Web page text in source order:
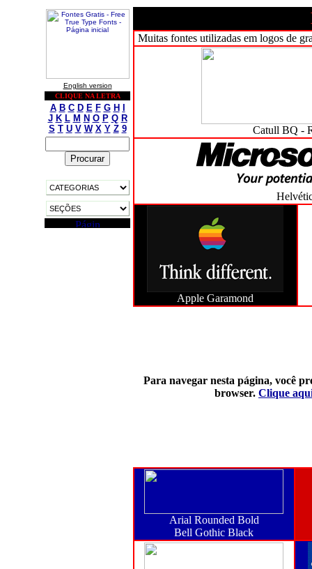
English version
CLIQUE NA LETRA
A B C D E F G H
J K L M N O P Q R
S T U V W X Y Z 9
Muitas fontes utilizadas em logos de
Catull BQ -
Apple Garamond
Para navegar nesta página, você
browser. Clique
Arial Rounded Bold
Bell Gothic Black